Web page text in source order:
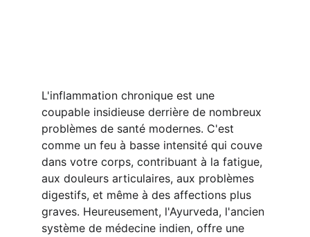
L'inflammation chronique est une
coupable insidieuse derrière de nombreux
problèmes de santé modernes. C'est
comme un feu à basse intensité qui couve
dans votre corps, contribuant à la fatigue,
aux douleurs articulaires, aux problèmes
digestifs, et même à des affections plus
graves. Heureusement, l'Ayurveda, l'ancien
système de médecine indien, offre une